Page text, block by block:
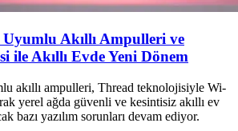
Akıllı Ampulleri ve
ile Akıllı Evde Yeni Dönem
akıllı ampulleri, Thread teknolojisiyle Wi-
yerel ağda güvenli ve kesintisiz akıllı ev
bazı yazılım sorunları devam ediyor.